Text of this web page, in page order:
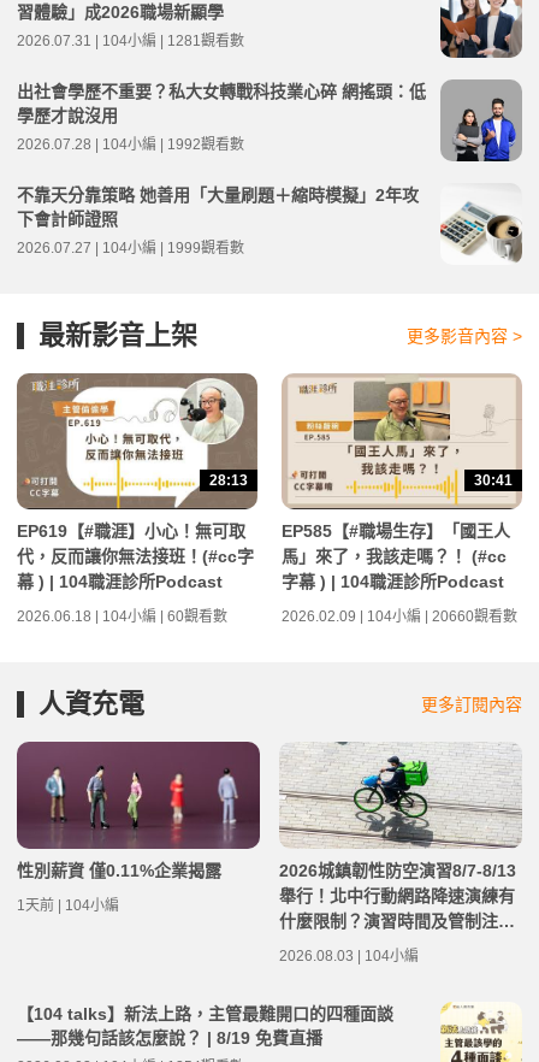
習體驗」成2026職場新顯學
2026.07.31 | 104小編 | 1281觀看數
出社會學歷不重要？私大女轉戰科技業心碎 網搖頭：低
學歷才說沒用
2026.07.28 | 104小編 | 1992觀看數
不靠天分靠策略 她善用「大量刷題＋縮時模擬」2年攻
下會計師證照
2026.07.27 | 104小編 | 1999觀看數
最新影音上架 更多影音內容 >
28:13
EP619【#職涯】小心！無可取
代，反而讓你無法接班！(#cc字
幕 ) | 104職涯診所Podcast
2026.06.18 | 104小編 | 60觀看數
30:41
EP585【#職場生存】「國王人
馬」來了，我該走嗎？！ (#cc
字幕 ) | 104職涯診所Podcast
2026.02.09 | 104小編 | 20660觀看數
人資充電 更多訂閱內容
性別薪資 僅0.11%企業揭露
1天前 | 104小編
2026城鎮韌性防空演習8/7-8/13
舉行！北中行動網路降速演練有
什麼限制？演習時間及管制注意
事項整理
2026.08.03 | 104小編
【104 talks】新法上路，主管最難開口的四種面談
——那幾句話該怎麼說？ | 8/19 免費直播